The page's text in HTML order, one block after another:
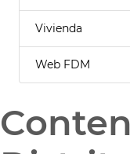
Vivienda
Web FDM